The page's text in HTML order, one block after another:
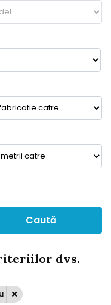
Caută
dvs.